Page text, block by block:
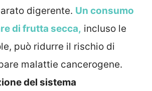
digerente. Un consumo
di frutta secca, incluso le
può ridurre il rischio di
malattie cancerogene.
del sistema